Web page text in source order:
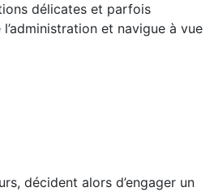
délicates et parfois
et navigue à vue
décident alors d’engager un